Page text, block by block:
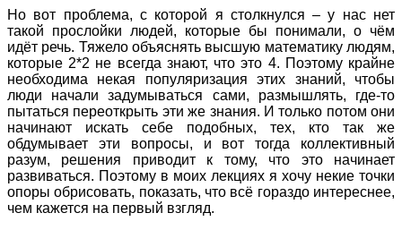
Но вот проблема, с которой я столкнулся – у нас нет
такой прослойки людей, которые бы понимали, о чём
идёт речь. Тяжело объяснять высшую математику людям,
которые 2*2 не всегда знают, что это 4. Поэтому крайне
необходима некая популяризация этих знаний, чтобы
люди начали задумываться сами, размышлять, где-то
пытаться переоткрыть эти же знания. И только потом они
начинают искать себе подобных, тех, кто так же
обдумывает эти вопросы, и вот тогда коллективный
разум, решения приводит к тому, что это начинает
развиваться. Поэтому в моих лекциях я хочу некие точки
опоры обрисовать, показать, что всё гораздо интереснее,
чем кажется на первый взгляд.